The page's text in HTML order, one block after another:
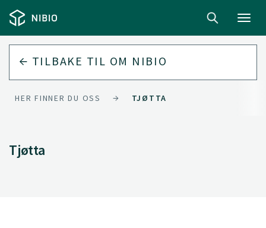
TILBAKE TIL OM NIBIO
HER FINNER DU OSS TJØTTA
Tjøtta